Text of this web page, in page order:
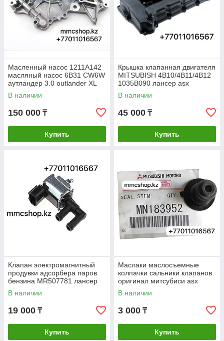
Масленный насос 1211A142
масляный насос 6B31 CW6W
аутландер 3.0 outlander XL
В наличии
150 000 ₸
Купить
Крышка клапанная двигателя
MITSUBISH 4B10/4B11/4B12
1035B090 лансер asx
outlander аутландер lancer
DU1035B090
В наличии
45 000 ₸
Купить
Клапан электромагнитный
продувки адсорбера паров
бензина MR507781 лансер
аутландер митсубиси
mitsubishi lancer outlander
В наличии
19 000 ₸
Купить
Маслаки маслосъемные
колпачки сальники клапанов
оригинал митсубиси asx
аутландер lancer 4B10 4B11
4B12 MN183952
В наличии
3 000 ₸
Купить